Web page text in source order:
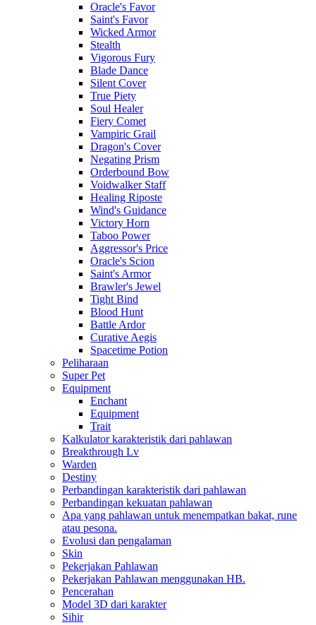
Oracle's Favor
Saint's Favor
Wicked Armor
Stealth
Vigorous Fury
Blade Dance
Silent Cover
True Piety
Soul Healer
Fiery Comet
Vampiric Grail
Dragon's Cover
Negating Prism
Orderbound Bow
Voidwalker Staff
Healing Riposte
Wind's Guidance
Victory Horn
Taboo Power
Aggressor's Price
Oracle's Scion
Saint's Armor
Brawler's Jewel
Tight Bind
Blood Hunt
Battle Ardor
Curative Aegis
Spacetime Potion
Peliharaan
Super Pet
Equipment
Enchant
Equipment
Trait
Kalkulator karakteristik dari pahlawan
Breakthrough Lv
Warden
Destiny
Perbandingan karakteristik dari pahlawan
Perbandingan kekuatan pahlawan
Apa yang pahlawan untuk menempatkan bakat, rune
atau pesona.
Evolusi dan pengalaman
Skin
Pekerjakan Pahlawan
Pekerjakan Pahlawan menggunakan HB.
Pencerahan
Model 3D dari karakter
Sihir